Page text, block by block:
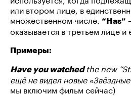
или втором лице, в
множественном числе. “Has”
оказывается в третьем лице и
Примеры:
Have you watchedthe new
ещё не видел новые
мы включим фильм сейчас)